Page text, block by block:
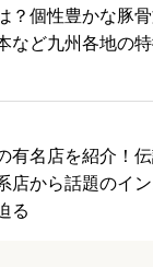
？個性豊かな豚
など九州各地の
有名店を紹介！
店から話題のイ
る